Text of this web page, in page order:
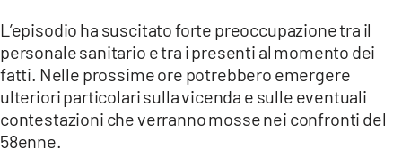
L’episodio ha suscitato forte preoccupazione tra il
personale sanitario e tra i presenti al momento dei
fatti. Nelle prossime ore potrebbero emergere
ulteriori particolari sulla vicenda e sulle eventuali
contestazioni che verranno mosse nei confronti del
58enne.